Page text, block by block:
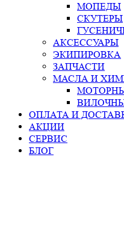
МОПЕДЫ
СКУТЕРЫ
АКСЕССУАРЫ
ЭКИПИРОВКА
ЗАПЧАСТИ
МАСЛА И
ОПЛАТА И
АКЦИИ
СЕРВИС
БЛОГ